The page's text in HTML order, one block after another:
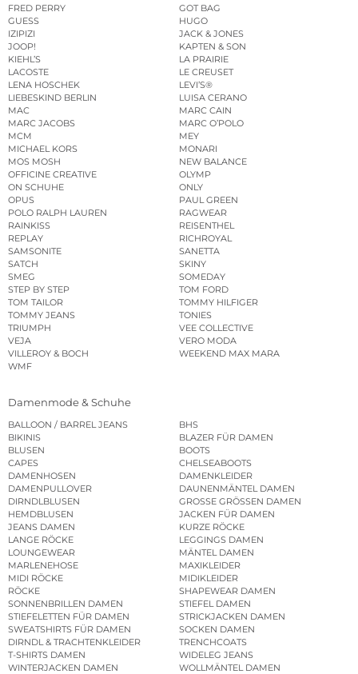
FRED PERRY
GOT BAG
GUESS
HUGO
IZIPIZI
JACK & JONES
JOOP!
KAPTEN & SON
KIEHL’S
LA PRAIRIE
LACOSTE
LE CREUSET
LENA HOSCHEK
LEVI’S®
LIEBESKIND BERLIN
LUISA CERANO
MAC
MARC CAIN
MARC JACOBS
MARC O’POLO
MCM
MEY
MICHAEL KORS
MONARI
MOS MOSH
NEW BALANCE
OFFICINE CREATIVE
OLYMP
ON SCHUHE
ONLY
OPUS
PAUL GREEN
POLO RALPH LAUREN
RAGWEAR
RAINKISS
REISENTHEL
REPLAY
RICHROYAL
SAMSONITE
SANETTA
SATCH
SKINY
SMEG
SOMEDAY
STEP BY STEP
TOM FORD
TOM TAILOR
TOMMY HILFIGER
TOMMY JEANS
TONIES
TRIUMPH
VEE COLLECTIVE
VEJA
VERO MODA
VILLEROY & BOCH
WEEKEND MAX MARA
WMF
Damenmode & Schuhe
BALLOON / BARREL JEANS
BHS
BIKINIS
BLAZER FÜR DAMEN
BLUSEN
BOOTS
CAPES
CHELSEABOOTS
DAMENHOSEN
DAMENKLEIDER
DAMENPULLOVER
DAUNENMÄNTEL DAMEN
DIRNDLBLUSEN
GROSSE GRÖSSEN DAMEN
HEMDBLUSEN
JACKEN FÜR DAMEN
JEANS DAMEN
KURZE RÖCKE
LANGE RÖCKE
LEGGINGS DAMEN
LOUNGEWEAR
MÄNTEL DAMEN
MARLENEHOSE
MAXIKLEIDER
MIDI RÖCKE
MIDIKLEIDER
RÖCKE
SHAPEWEAR DAMEN
SONNENBRILLEN DAMEN
STIEFEL DAMEN
STIEFELETTEN FÜR DAMEN
STRICKJACKEN DAMEN
SWEATSHIRTS FÜR DAMEN
SOCKEN DAMEN
DIRNDL & TRACHTENKLEIDER
TRENCHCOATS
T-SHIRTS DAMEN
WIDELEG JEANS
WINTERJACKEN DAMEN
WOLLMÄNTEL DAMEN